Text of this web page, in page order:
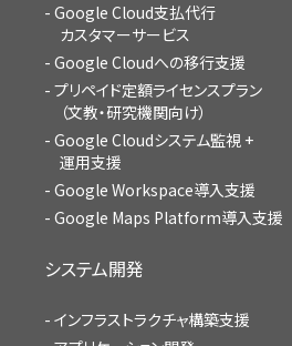
Google Cloud支払代行
カスタマーサービス
Google Cloudへの移行支援
プリペイド定額ライセンスプラン
（文教・研究機関向け）
Google Cloudシステム監視 +
運用支援
Google Workspace導入支援
Google Maps Platform導入支援
システム開発
インフラストラクチャ構築支援